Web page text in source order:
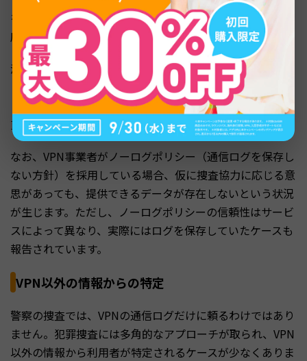
を置くVPN事業者であれば、日本の法律に基づく令状で対
応を求めることができます。
海外に拠点を置くVPN事業者の場合は、国際捜査共助条約
（MLAT）やインターポールを通じた協力要請が必要にな
ります。この手続きには時間と労力がかかるため、比較的
重大な犯罪でなければ実施されにくいのが現状です。
なお、VPN事業者がノーログポリシー（通信ログを保存し
ない方針）を採用している場合、仮に捜査協力に応じる意
思があっても、提供できるデータが存在しないという状況
が生じます。ただし、ノーログポリシーの信頼性はサービ
スによって異なり、実際にはログを保存していたケースも
報告されています。
VPN以外の情報からの特定
警察の捜査では、VPNの通信ログだけに頼るわけではあり
ません。犯罪捜査には多角的なアプローチが取られ、VPN
以外の情報から利用者が特定されるケースが少なくありま